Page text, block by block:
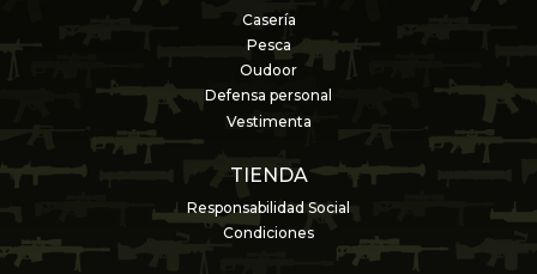
Casería
Pesca
Oudoor
Defensa personal
Vestimenta
TIENDA
Responsabilidad Social
Condiciones